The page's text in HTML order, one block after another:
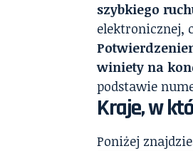
szybkiego
elektronicznej,
winiety na
podstawie
Kraje, w
Poniżej